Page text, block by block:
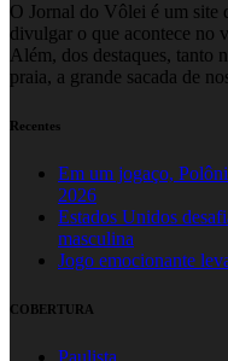
O Jornal do Vôlei é um site
divulgar o que acontece no
Além, dos destaques, tanto
praia, a grande sacada de
Recentes
Em um jogaço,
2026
Estados Unidos
masculina
Jogo emocionante
COBERTURA